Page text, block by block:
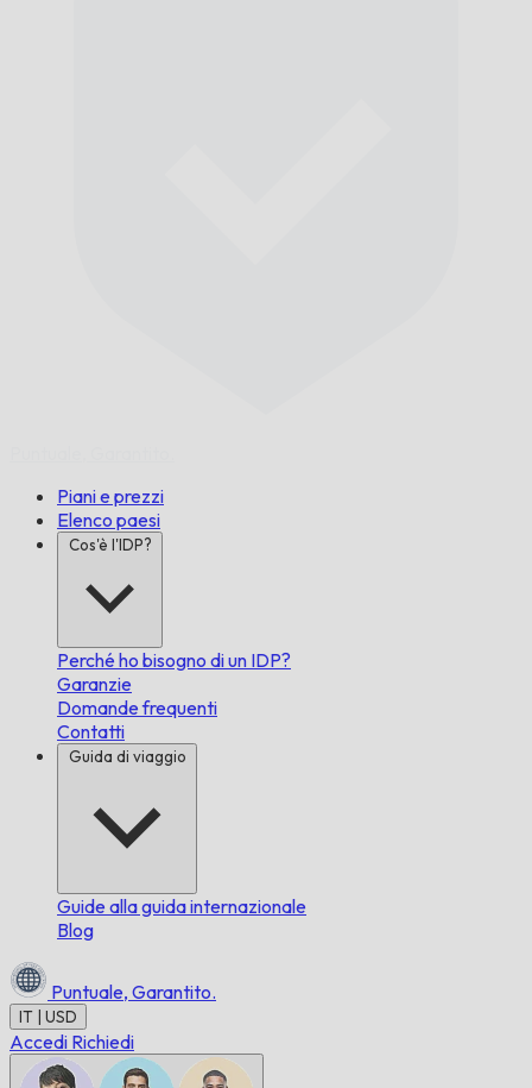
Piani e prezzi
Elenco paesi
Cos'è l'IDP?
Perché ho bisogno di un IDP?
Garanzie
Domande frequenti
Contatti
Guida di viaggio
Guide alla guida internazionale
Blog
Puntuale, Garantito.
IT | USD
Accedi Richiedi